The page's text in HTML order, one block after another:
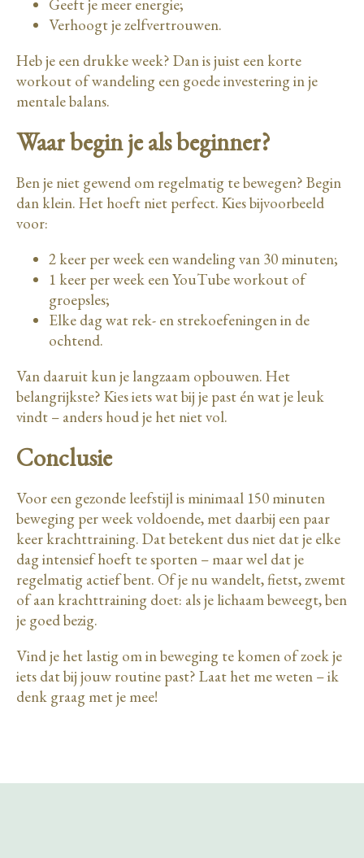
Geeft je meer energie;
Verhoogt je zelfvertrouwen.
Heb je een drukke week? Dan is juist een korte
workout of wandeling een goede investering in je
mentale balans.
Waar begin je als beginner?
Ben je niet gewend om regelmatig te bewegen? Begin
dan klein. Het hoeft niet perfect. Kies bijvoorbeeld
voor:
2 keer per week een wandeling van 30 minuten;
1 keer per week een YouTube workout of
groepsles;
Elke dag wat rek- en strekoefeningen in de
ochtend.
Van daaruit kun je langzaam opbouwen. Het
belangrijkste? Kies iets wat bij je past én wat je leuk
vindt – anders houd je het niet vol.
Conclusie
Voor een gezonde leefstijl is minimaal 150 minuten
beweging per week voldoende, met daarbij een paar
keer krachttraining. Dat betekent dus niet dat je elke
dag intensief hoeft te sporten – maar wel dat je
regelmatig actief bent. Of je nu wandelt, fietst, zwemt
of aan krachttraining doet: als je lichaam beweegt, ben
je goed bezig.
Vind je het lastig om in beweging te komen of zoek je
iets dat bij jouw routine past? Laat het me weten – ik
denk graag met je mee!